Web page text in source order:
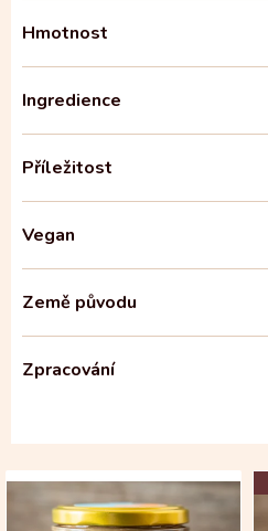
Hmotnost
Ingredience
Příležitost
Vegan
Země původu
Zpracování
V